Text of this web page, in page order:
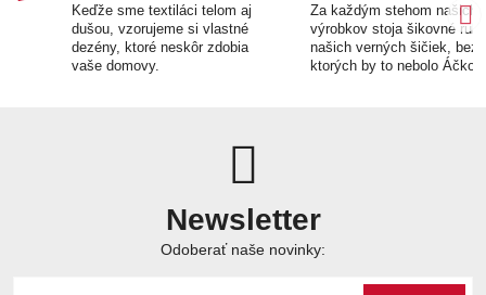
Keďže sme textiláci telom aj
dušou, vzorujeme si vlastné
dezény, ktoré neskôr zdobia
vaše domovy.
Za každým stehom našich
výrobkov stoja šikovné ruky
našich verných šičiek, bez
ktorých by to nebolo Áčko.
Newsletter
Odoberať naše novinky: